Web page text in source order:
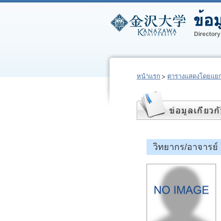
หน้าแรก ตารางแสดงโดยแ
วิทยากร/อาจา